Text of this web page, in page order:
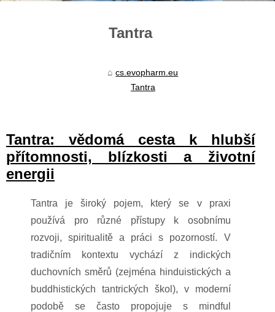
Tantra
cs.evopharm.eu
Tantra
Tantra: vědomá cesta k hlubší
přítomnosti, blízkosti a životní
energii
Tantra je široký pojem, který se v praxi
používá pro různé přístupy k osobnímu
rozvoji, spiritualitě a práci s pozorností. V
tradičním kontextu vychází z indických
duchovních směrů (zejména hinduistických a
buddhistických tantrických škol), v moderní
podobě se často propojuje s mindful